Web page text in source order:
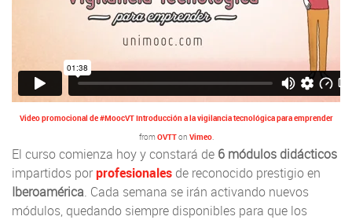
Video promocional de #MoocVT Introducción a la vigilancia tecnológica para emprender
from OVTTon Vimeo.
El curso comienza hoy y constará de 6 módulos didácticos
impartidos porprofesionales de reconocido prestigio en
Iberoamérica. Cada semana se irán activando nuevos
módulos, quedando siempre disponibles para que los